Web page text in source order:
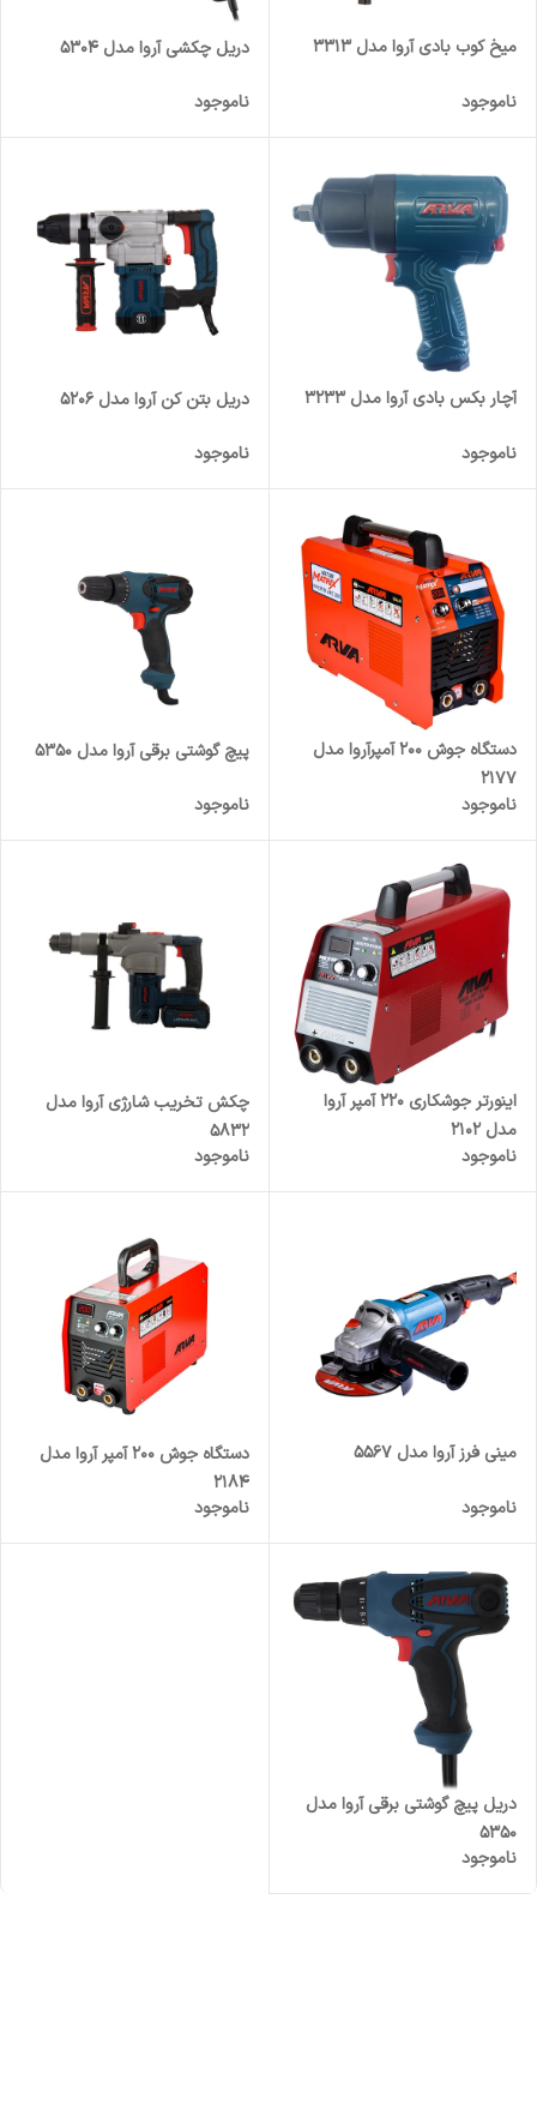
میخ کوب بادی آروا مدل 3313
ناموجود
دریل چکشی آروا مدل 5304
ناموجود
آچار بکس بادی آروا مدل 3233
ناموجود
دریل بتن کن آروا مدل 5206
ناموجود
دستگاه جوش 200 آمپرآروا مدل
2177
ناموجود
پیچ گوشتی برقی آروا مدل 5350
ناموجود
اینورتر جوشکاری 220 آمپر آروا
مدل 2102
ناموجود
چکش تخریب شارژی آروا مدل
5832
ناموجود
مینی فرز آروا مدل 5567
ناموجود
دستگاه جوش 200 آمپر آروا مدل
2184
ناموجود
دریل پیچ گوشتی برقی آروا مدل
5350
ناموجود